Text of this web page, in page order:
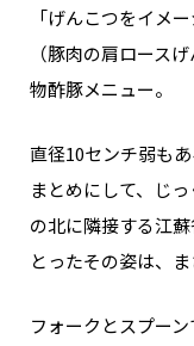
「げんこつをイメ
（豚肉の肩ロース
物酢豚メニュー。
直径10センチ弱も
まとめにして、じ
の北に隣接する江
とったその姿は、ま
フォークとスプー